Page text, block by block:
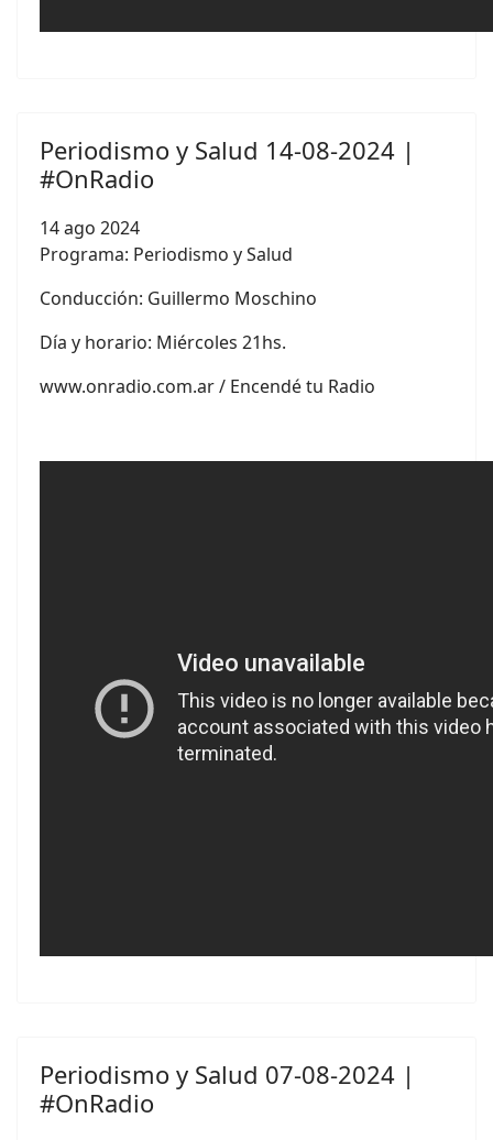
Periodismo y Salud 14-08-2024 |
#OnRadio
14 ago 2024
Programa: Periodismo y Salud
Conducción: Guillermo Moschino
Día y horario: Miércoles 21hs.
www.onradio.com.ar / Encendé tu Radio
Periodismo y Salud 07-08-2024 |
#OnRadio